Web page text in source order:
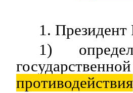
1.
1)
противодействия